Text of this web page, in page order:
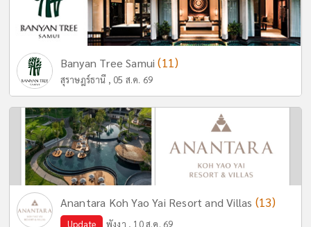
Banyan Tree Samui(11)
สุราษฎร์ธานี , 05 ส.ค. 69
Anantara Koh Yao Yai Resort and Villas (13)
Update พังงา , 10 ส.ค. 69